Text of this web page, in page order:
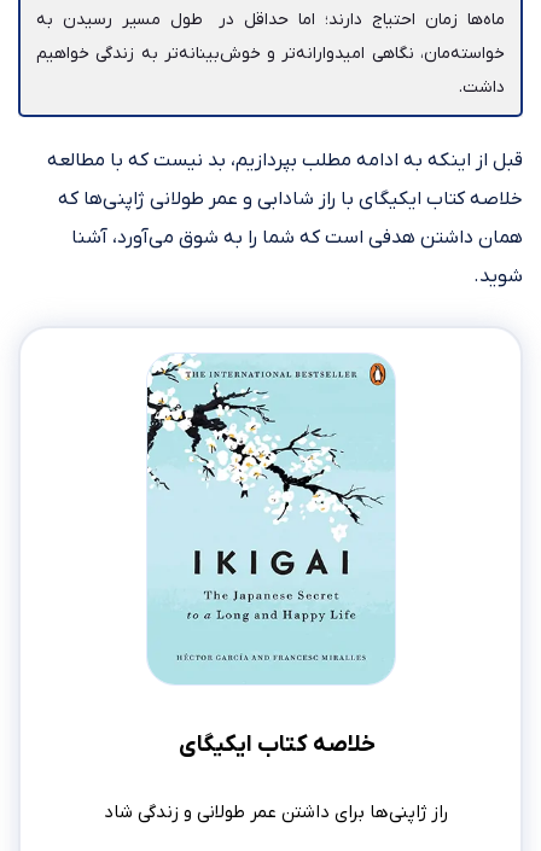
ماه‎‌ها زمان احتیاج دارند؛ اما حداقل در طول مسیر رسیدن به
خواسته‌مان، نگاهی امیدوارانه‌تر و خوش‌بینانه‌‌تر به زندگی خواهیم
داشت.
قبل از اینکه به ادامه مطلب بپردازیم، بد نیست که با مطالعه
خلاصه کتاب ایکیگای با راز شادابی و عمر طولانی ژاپنی‌ها که
همان داشتن هدفی است که شما را به شوق می‌آورد، آشنا
شوید.
خلاصه کتاب ایکیگای
راز ژاپنی‌ها برای داشتن عمر طولانی و زندگی شاد